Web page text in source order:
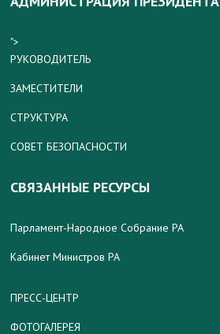
">
РУКОВОДИТЕЛЬ
ЗАМЕСТИТЕЛИ
СТРУКТУРА
СОВЕТ БЕЗОПАСНОСТИ
СВЯЗАННЫЕ РЕСУРСЫ
Парламент-Народное Собрание РА
Кабинет Министров РА
ПРЕСС-ЦЕНТР
ФОТОГАЛЕРЕЯ